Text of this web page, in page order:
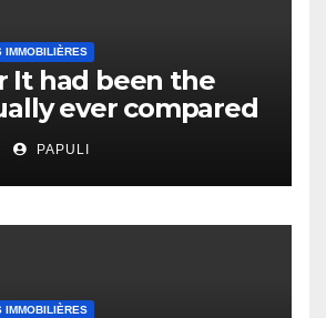
IMMOBILIÈRES
It had been the
ever compared
top actually?
Learners
PAPULI
IMMOBILIÈRES